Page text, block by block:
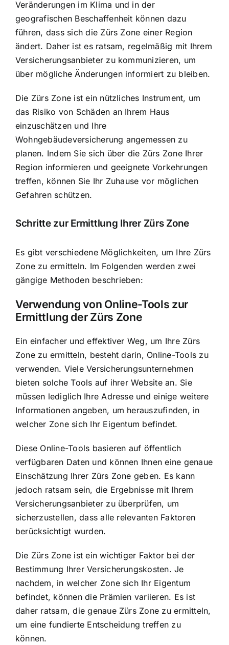
Veränderungen im Klima und in der
geografischen Beschaffenheit können dazu
führen, dass sich die Zürs Zone einer Region
ändert. Daher ist es ratsam, regelmäßig mit Ihrem
Versicherungsanbieter zu kommunizieren, um
über mögliche Änderungen informiert zu bleiben.
Die Zürs Zone ist ein nützliches Instrument, um
das Risiko von Schäden an Ihrem Haus
einzuschätzen und Ihre
Wohngebäudeversicherung angemessen zu
planen. Indem Sie sich über die Zürs Zone Ihrer
Region informieren und geeignete Vorkehrungen
treffen, können Sie Ihr Zuhause vor möglichen
Gefahren schützen.
Schritte zur Ermittlung Ihrer Zürs Zone
Es gibt verschiedene Möglichkeiten, um Ihre Zürs
Zone zu ermitteln. Im Folgenden werden zwei
gängige Methoden beschrieben:
Verwendung von Online-Tools zur
Ermittlung der Zürs Zone
Ein einfacher und effektiver Weg, um Ihre Zürs
Zone zu ermitteln, besteht darin, Online-Tools zu
verwenden. Viele Versicherungsunternehmen
bieten solche Tools auf ihrer Website an. Sie
müssen lediglich Ihre Adresse und einige weitere
Informationen angeben, um herauszufinden, in
welcher Zone sich Ihr Eigentum befindet.
Diese Online-Tools basieren auf öffentlich
verfügbaren Daten und können Ihnen eine genaue
Einschätzung Ihrer Zürs Zone geben. Es kann
jedoch ratsam sein, die Ergebnisse mit Ihrem
Versicherungsanbieter zu überprüfen, um
sicherzustellen, dass alle relevanten Faktoren
berücksichtigt wurden.
Die Zürs Zone ist ein wichtiger Faktor bei der
Bestimmung Ihrer Versicherungskosten. Je
nachdem, in welcher Zone sich Ihr Eigentum
befindet, können die Prämien variieren. Es ist
daher ratsam, die genaue Zürs Zone zu ermitteln,
um eine fundierte Entscheidung treffen zu
können.